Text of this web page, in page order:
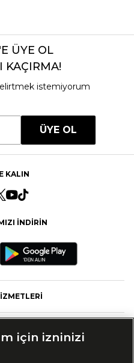
ÜYE OL
KAÇIRMA!
istemiyorum
ÜYE OL
KALIN
İNDİRİN
için izninizi